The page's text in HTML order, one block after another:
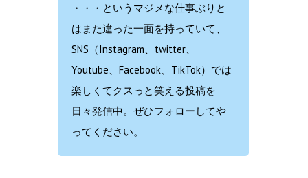
・・・というマジメな仕事ぶりと
はまた違った一面を持っていて、
SNS（Instagram、twitter、
Youtube、Facebook、TikTok）では
楽しくてクスっと笑える投稿を
日々発信中。ぜひフォローしてや
ってください。